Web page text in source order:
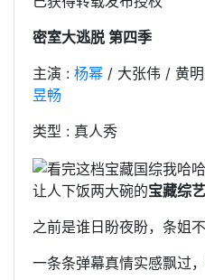
密室大逃脱 第四季
主演 : 杨幂 / 大张伟 / 黄
昱畅
类型 : 真人秀
让人下饭两大碗的宝藏综艺
之前是谁日盼夜盼，条姐不
一条条弹幕真情实感飘过